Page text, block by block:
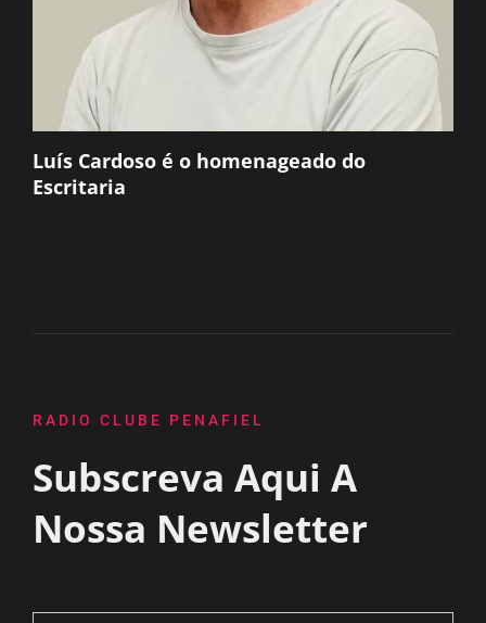
Luís Cardoso é o homenageado do
Escritaria
RADIO CLUBE PENAFIEL
Subscreva Aqui A
Nossa Newsletter